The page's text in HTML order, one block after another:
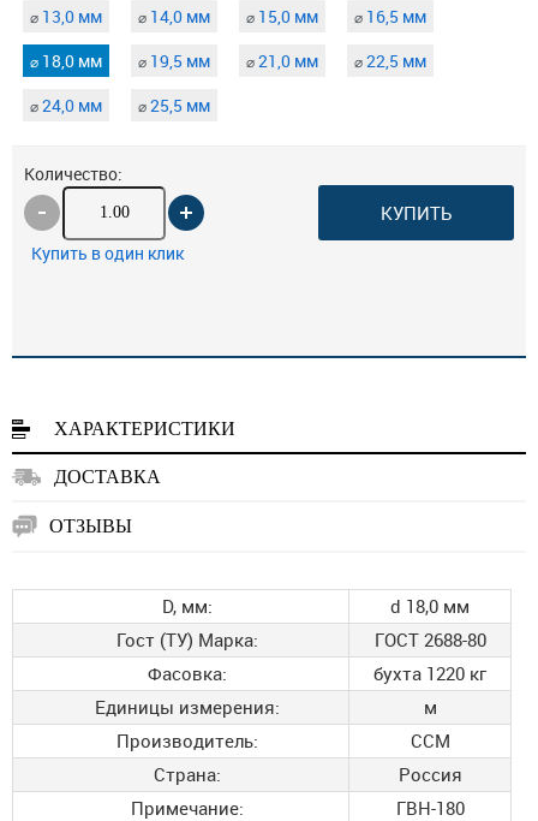
⌀ 13,0 мм ⌀ 14,0 мм ⌀ 15,0 мм ⌀ 16,5 мм
⌀ 18,0 мм ⌀ 19,5 мм ⌀21,0 мм ⌀22,5 мм
⌀24,0 мм ⌀25,5 мм
Количество:
КУПИТЬ
Купить в один клик
ХАРАКТЕРИСТИКИ
ДОСТАВКА
ОТЗЫВЫ
D, мм:
d 18,0 мм
Гост (ТУ) Марка:
ГОСТ 2688-80
Фасовка:
бухта 1220 кг
Единицы измерения:
м
Производитель:
ССМ
Страна:
Россия
Примечание:
ГВН-180